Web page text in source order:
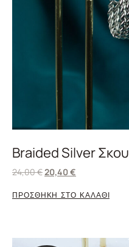
Braided Silver
24,00€20,40€
ΠΡΟΣΘΗΚΗ ΣΤΟ ΚΑΛΑΘΙ